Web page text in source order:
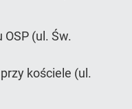
(ul. Św.
kościele (ul.